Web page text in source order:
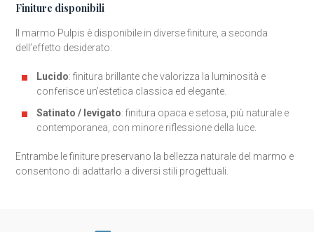
Finiture disponibili
Il marmo Pulpis è disponibile in diverse finiture, a seconda
dell’effetto desiderato:
Lucido: finitura brillante che valorizza la luminosità e
conferisce un’estetica classica ed elegante.
Satinato / levigato: finitura opaca e setosa, più naturale e
contemporanea, con minore riflessione della luce.
Entrambe le finiture preservano la bellezza naturale del marmo e
consentono di adattarlo a diversi stili progettuali.